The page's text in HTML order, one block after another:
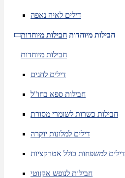
דילים לאיה נאפה
חבילות מיוחדות חבילות מיוחדות
חבילות מיוחדות
דילים לחגים
חבילות ספא בחו"ל
חבילות כשרות לשומרי מסורת
דילים למלונות יוקרה
דילים למשפחות כולל אטרקציות
חבילות לנופש אקזוטי